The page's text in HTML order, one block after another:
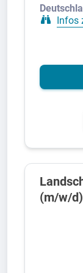
(m/w/d)